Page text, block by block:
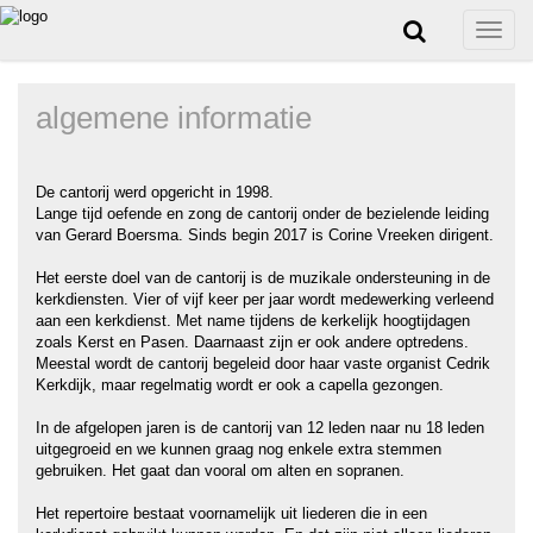
Toggle
algemene informatie
De cantorij werd opgericht in 1998.
Lange tijd oefende en zong de cantorij onder de bezielende leiding
van Gerard Boersma. Sinds begin 2017 is Corine Vreeken dirigent.
Het eerste doel van de cantorij is de muzikale ondersteuning in de
kerkdiensten. Vier of vijf keer per jaar wordt medewerking verleend
aan een kerkdienst. Met name tijdens de kerkelijk hoogtijdagen
zoals Kerst en Pasen. Daarnaast zijn er ook andere optredens.
Meestal wordt de cantorij begeleid door haar vaste organist Cedrik
Kerkdijk, maar regelmatig wordt er ook a capella gezongen.
In de afgelopen jaren is de cantorij van 12 leden naar nu 18 leden
uitgegroeid en we kunnen graag nog enkele extra stemmen
gebruiken. Het gaat dan vooral om alten en sopranen.
Het repertoire bestaat voornamelijk uit liederen die in een